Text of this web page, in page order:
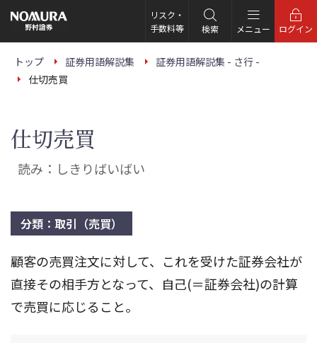
の
ー
リスク・
手数料等
検索 メニュー ログイン
トップ 証券用語解説集
証券用語解説集 - さ行 -
仕切売買
仕切売買
読み：しきりばいばい
分類：取引（売買）
顧客の売買注文に対して、これを受けた証券会社が
直接その相手方となって、自己(＝証券会社)の計算
で売買に応じること。